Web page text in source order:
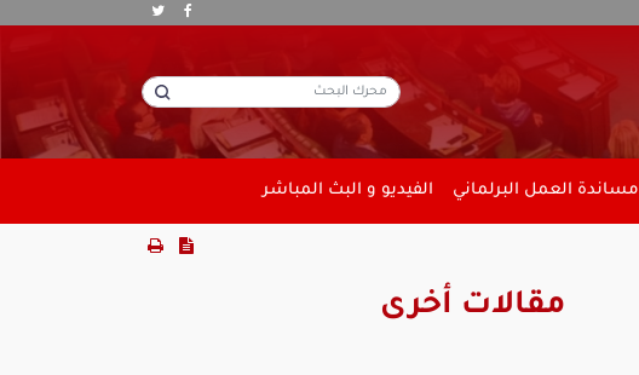
مساندة العمل البرلماني الفيديو و البث المباشر
مقالات أخرى